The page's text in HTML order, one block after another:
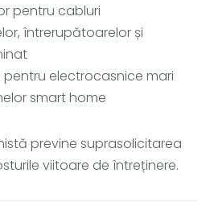
pentru cabluri
întrerupătoarelor și
electrocasnice mari
smart home
previne suprasolicitarea
viitoare de întreținere.